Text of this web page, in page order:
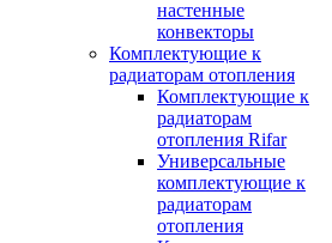
настенные
конвекторы
Комплектующие к
радиаторам отопления
Комплектующие к
радиаторам
отопления Rifar
Универсальные
комплектующие к
радиаторам
отопления